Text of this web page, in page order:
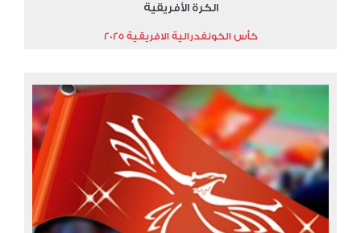
الكرة الأفريقية
كأس الكونفدرالية الافريقية 2025